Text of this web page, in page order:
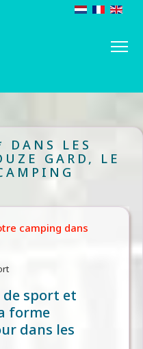
LES
GARD, LE
camping dans
de sport et
forme
dans les